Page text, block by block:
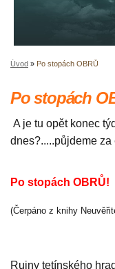
Úvod » Po stopách OBRŮ
Po stopách
A je tu opět konec
dnes?.....půjdeme za
Po stopách OBRŮ!
(Čerpáno z knihy
Ruiny tetínského